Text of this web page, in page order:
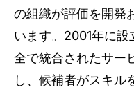
の組織が評価を開発
います。2001年に
全で統合されたサー
し、候補者がスキル